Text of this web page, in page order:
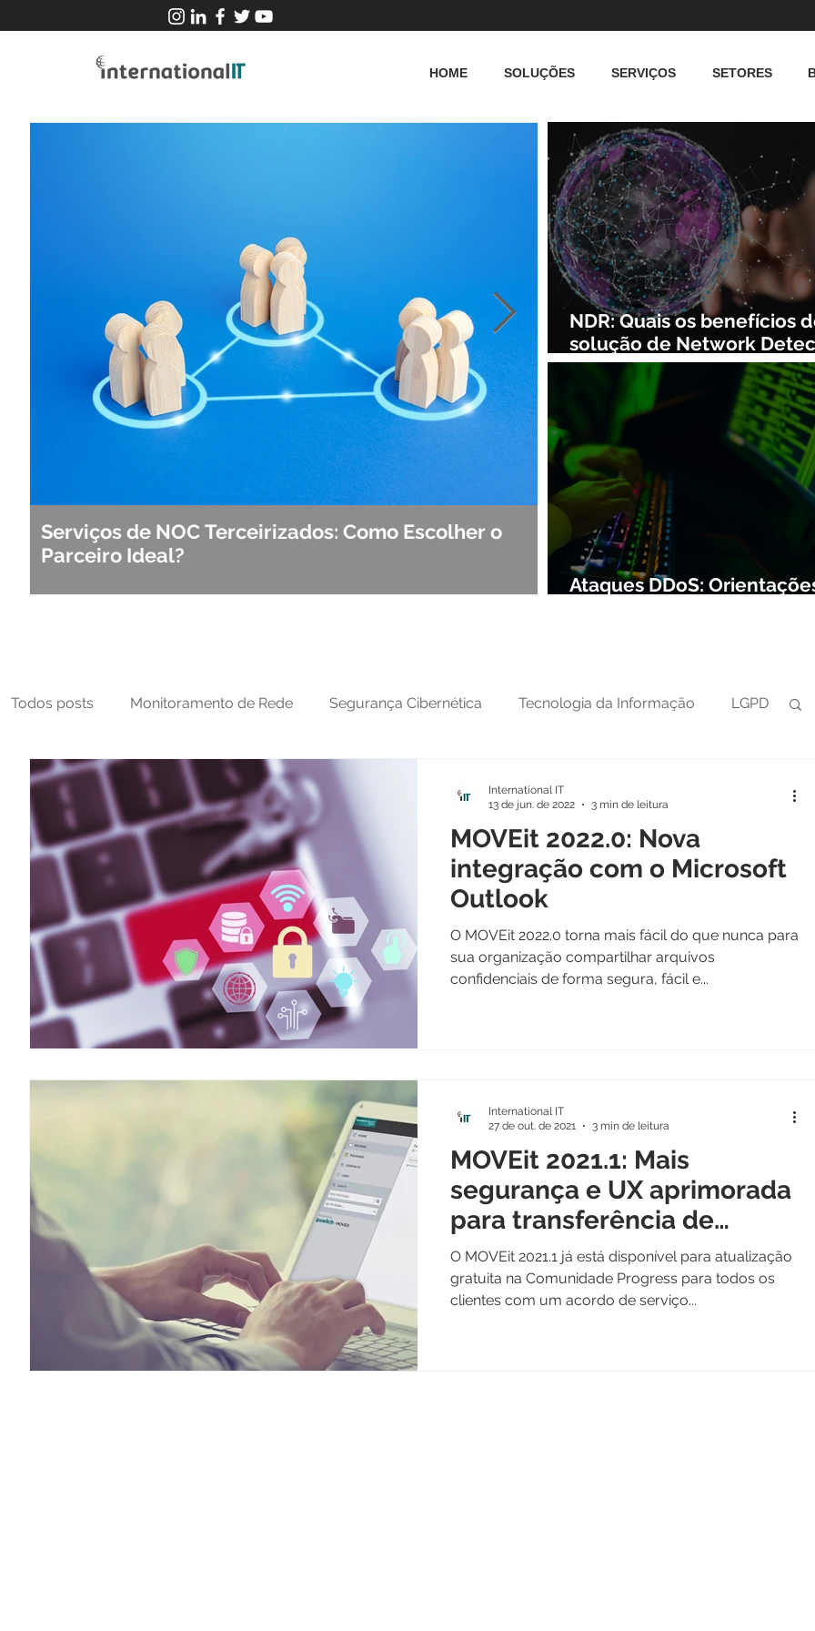
HOME SOLUÇÕES SERVIÇOS SETORES
NDR: Quais os benefícios
solução de Network
and Response?
Ataques DDoS:
Serviços de NOC Terceirizados: Como Escolher o
Parceiro Ideal?
Observabilidade e NOC:
Segurança de Redes
Todos posts Monitoramento de Rede Segurança Cibernética Tecnologia da Informação LGPD
MFT NOC Tecnologia Operacional
MOVEit 2022.0: Nova
integração com o Microsoft
Outlook
O MOVEit 2022.0 torna mais fácil do que nunca para
sua organização compartilhar arquivos
confidenciais de forma segura, fácil e...
International IT
13 de jun. de 2022
3 min de leitura
MOVEit 2021.1: Mais
segurança e UX aprimorada
para transferência de
arquivos gerenciados
O MOVEit 2021.1 já está disponível para atualização
gratuita na Comunidade Progress para todos os
clientes com um acordo de serviço...
International IT
27 de out. de 2021
3 min de leitura